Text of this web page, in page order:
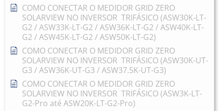
COMO CONECTAR O MEDIDOR GRID ZERO
SOLARVIEW NO INVERSOR TRIFÁSICO (ASW30K-LT-
G2 / ASW33K-LT-G2 / ASW36K-LT-G2 / ASW40K-LT-
G2 / ASW45K-LT-G2 / ASW50K-LT-G2)
COMO CONECTAR O MEDIDOR GRID ZERO
SOLARVIEW NO INVERSOR TRIFÁSICO (ASW30K-UT-
G3 / ASW36K-UT-G3 / ASW37.5K-UT-G3)
COMO CONECTAR O MEDIDOR GRID ZERO
SOLARVIEW NO INVERSOR TRIFÁSICO (ASW3K-LT-
G2-Pro até ASW20K-LT-G2-Pro)